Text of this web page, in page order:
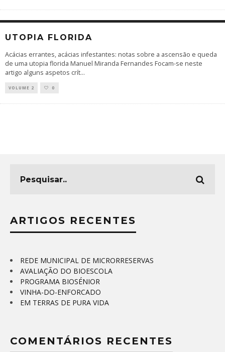
UTOPIA FLORIDA
Acácias errantes, acácias infestantes: notas sobre a ascensão e queda
de uma utopia florida Manuel Miranda Fernandes Focam-se neste
artigo alguns aspetos crít...
VOLUME 2 0
ARTIGOS RECENTES
REDE MUNICIPAL DE MICRORRESERVAS
AVALIAÇÃO DO BIOESCOLA
PROGRAMA BIOSÉNIOR
VINHA-DO-ENFORCADO
EM TERRAS DE PURA VIDA
COMENTÁRIOS RECENTES